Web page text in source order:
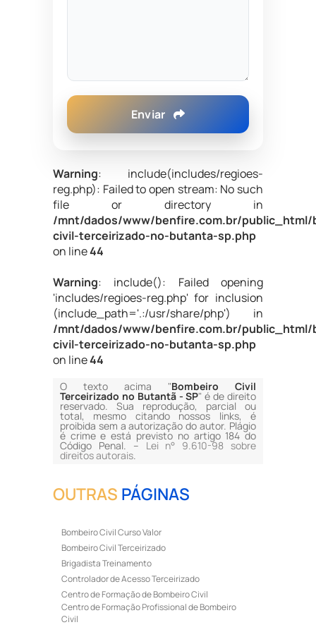
Enviar
Warning: include(includes/regioes-
reg.php): Failed to open stream: No such
file or directory in
/mnt/dados/www/benfire.com.br/public_html/
civil-terceirizado-no-butanta-sp.php
on line44
Warning: include(): Failed opening
'includes/regioes-reg.php' for inclusion
(include_path='.:/usr/share/php') in
/mnt/dados/www/benfire.com.br/public_html/
civil-terceirizado-no-butanta-sp.php
on line44
O texto acima "Bombeiro Civil
Terceirizado no Butantã - SP" é de direito
reservado. Sua reprodução, parcial ou
total, mesmo citando nossos links, é
proibida sem a autorização do autor. Plágio
é crime e está previsto no artigo 184 do
Código Penal. – Lei n° 9.610-98 sobre
direitos autorais.
OUTRAS PÁGINAS
Bombeiro Civil Curso Valor
Bombeiro Civil Terceirizado
Brigadista Treinamento
Controlador de Acesso Terceirizado
Centro de Formação de Bombeiro Civil
Centro de Formação Profissional de Bombeiro
Civil